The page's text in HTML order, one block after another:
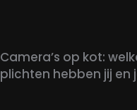
Camera’s op kot:
plichten hebben jij en